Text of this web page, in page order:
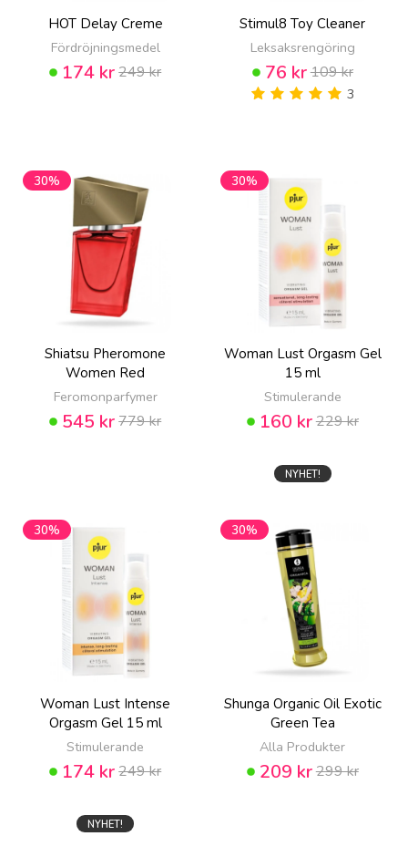
HOT Delay Creme
Fördröjningsmedel
174 kr249 kr
Stimul8 Toy Cleaner
Leksaksrengöring
76 kr109 kr
3
30%
Shiatsu Pheromone
Women Red
Feromonparfymer
545 kr779 kr
30%
Woman Lust Orgasm Gel
15 ml
Stimulerande
160 kr229 kr
NYHET!
30%
Woman Lust Intense
Orgasm Gel 15 ml
Stimulerande
174 kr249 kr
NYHET!
30%
Shunga Organic Oil Exotic
Green Tea
Alla Produkter
209 kr299 kr